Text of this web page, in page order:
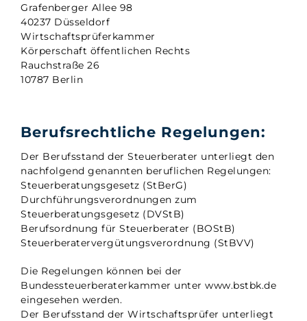
Grafenberger Allee 98
40237 Düsseldorf
Wirtschaftsprüferkammer
Körperschaft öffentlichen Rechts
Rauchstraße 26
10787 Berlin
Berufsrechtliche Regelungen:
Der Berufsstand der Steuerberater unterliegt den
nachfolgend genannten beruflichen Regelungen:
Steuerberatungsgesetz (StBerG)
Durchführungsverordnungen zum
Steuerberatungsgesetz (DVStB)
Berufsordnung für Steuerberater (BOStB)
Steuerberatervergütungsverordnung (StBVV)
Die Regelungen können bei der
Bundessteuerberaterkammer unter www.bstbk.de
eingesehen werden.
Der Berufsstand der Wirtschaftsprüfer unterliegt